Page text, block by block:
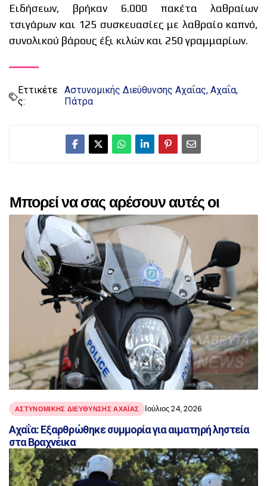
Ειδήσεων, βρήκαν 6.000 πακέτα λαθραίων
τσιγάρων και 125 συσκευασίες με λαθραίο καπνό,
συνολικού βάρους έξι κιλών και 250 γραμμαρίων.
Εττικέτε
ς:
Αστυνομικής Διεύθυνσης Αχαΐας Αχαΐα
Πάτρα
Μπορεί να σας αρέσουν αυτές οι
αναρτήσεις
ΑΣΤΥΝΟΜΙΚΉΣ ΔΙΕΎΘΥΝΣΗΣ ΑΧΑΪ́ΑΣ Ιούλιος 24, 2026
Αχαΐα: Εξαρθρώθηκε συμμορία για αιματηρή ληστεία
στα Βραχνέικα